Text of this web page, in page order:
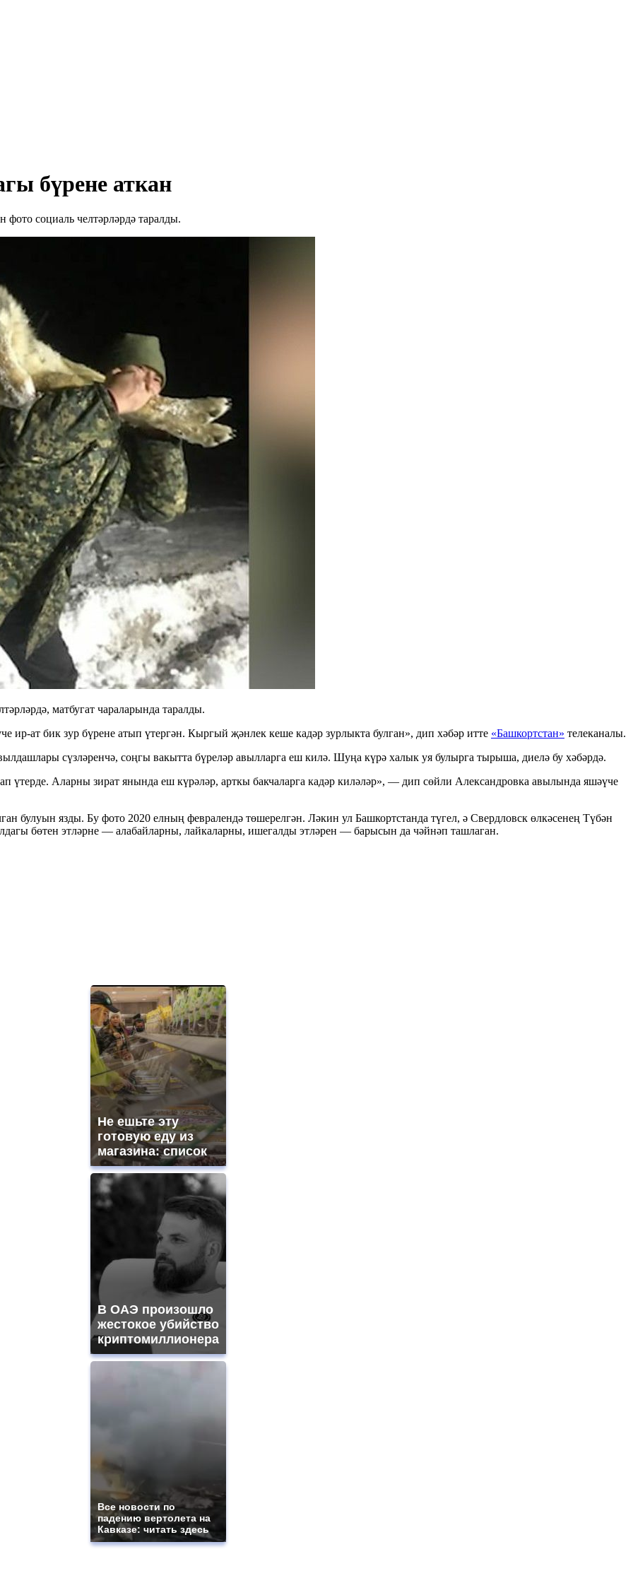
бүрене аткан
социаль челтәрләрдә таралды.
матбугат чараларында таралды.
ир-ат бик зур бүрене атып үтергән. Кыргый җәнлек кеше кадәр зурлыкта булган», дип хәбәр итте «Башкортстан» телеканалы.
сүзләренчә, соңгы вакытта бүреләр авылларга еш килә. Шуңа күрә халык уя булырга тырыша, диелә бу хәбәрдә.
үтерде. Аларны зират янында еш күрәләр, арткы бакчаларга кадәр киләләр», — дип сөйли Александровка авылында яшәүче
булуын язды. Бу фото 2020 елның февралендә төшерелгән. Ләкин ул Башкортстанда түгел, ә Свердловск өлкәсенең Түбән
бөтен этләрне — алабайларны, лайкаларны, ишегалды этләрен — барысын да чәйнәп ташлаган.
Не ешьте эту
готовую еду из
магазина: список
В ОАЭ произошло
жестокое убийство
криптомиллионера
Все новости по
падению вертолета на
Кавказе: читать здесь